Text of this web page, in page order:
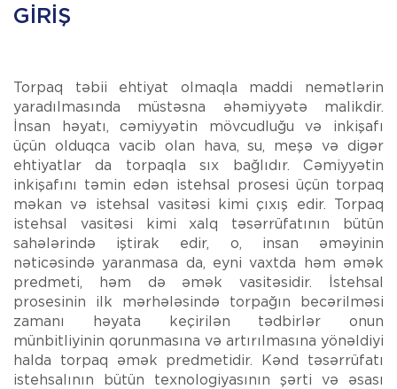
GIRIŞ
Torpaq təbii ehtiyat olmaqla maddi nemətlərin
yaradılmasında müstəsna əhəmiyyətə malikdir.
İnsan həyatı, cəmiyyətin mövcudluğu və inkişafı
üçün olduqca vacib olan hava, su, meşə və digər
ehtiyatlar da torpaqla sıx bağlıdır. Cəmiyyətin
inkişafını təmin edən istehsal prosesi üçün torpaq
məkan və istehsal vasitəsi kimi çıxış edir. Torpaq
istehsal vasitəsi ki­mi xalq təsərrüfatının bütün
sahələrində iştirak edir, o, insan əməyinin
nəticəsində yaranmasa da, eyni vaxtda həm əmək
predmeti, həm də əmək vasitəsidir. İstehsal
prosesinin ilk mərhələsində torpağın becərilməsi
zamanı həyata keçirilən tədbirlər onun
münbitliyinin qorunmasına və artırılmasına yönəldiyi
halda torpaq əmək predmetidir. Kənd təsərrüfatı
istehsalının bütün texnologiyasının şərti və əsası